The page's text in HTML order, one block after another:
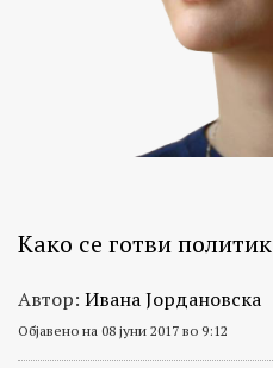
Како се готви
Автор: Ивана Јордановска
Објавено на 08 јуни 2017 во 9:12